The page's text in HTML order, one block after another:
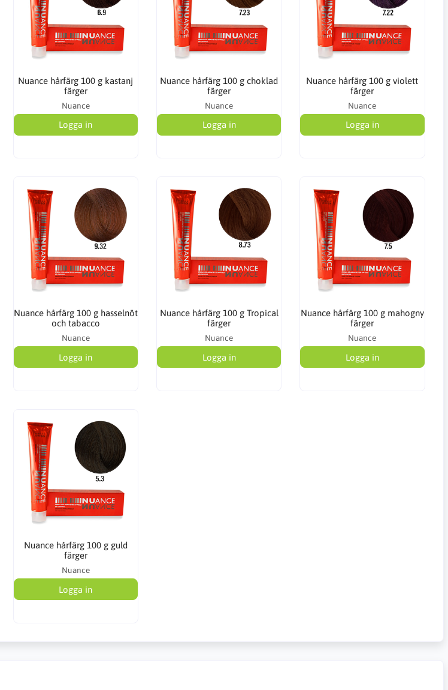
Nuance hårfärg 100 g kastanj
färger
Nuance
Logga in
Nuance hårfärg 100 g choklad
färger
Nuance
Logga in
Nuance hårfärg 100 g violett
färger
Nuance
Logga in
Nuance hårfärg 100 g hasselnöt
och tabacco
Nuance
Logga in
Nuance hårfärg 100 g Tropical
färger
Nuance
Logga in
Nuance hårfärg 100 g mahogny
färger
Nuance
Logga in
Nuance hårfärg 100 g guld
färger
Nuance
Logga in